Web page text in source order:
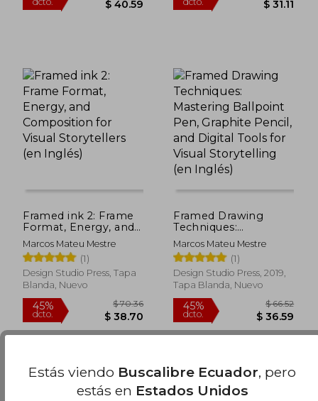
45% 45%
dcto.
Framed ink 2: Frame
Format, Energy, and
Composition for
Visual Storytellers (en
Inglés)
Marcos Mateu Mestre
(1)
Design Studio Press, Tapa
Blanda, Nuevo
Framed Drawing
Techniques:
Mastering Ballpoint
Pen, Graphite Pencil,
and Digital Tools for
Visual Storytelling (en
Inglés)
Marcos Mateu Mestre
(1)
Design Studio Press, 2019,
Tapa Blanda, Nuevo
Estás viendo Buscalibre Ecuador, pero
estás en Estados Unidos